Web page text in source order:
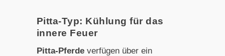
Pitta-Typ: Kühlung für das
innere Feuer
Pitta-Pferdeverfügen über ein